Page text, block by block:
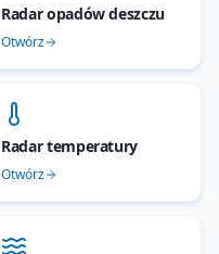
Radar opadów deszczu
Otwórz
Radar temperatury
Otwórz